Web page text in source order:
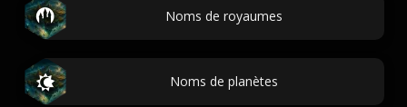
Noms de royaumes
Noms de planètes